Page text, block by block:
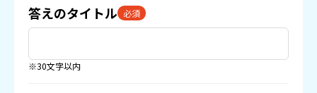
答えのタイトル 必須
※30文字以内